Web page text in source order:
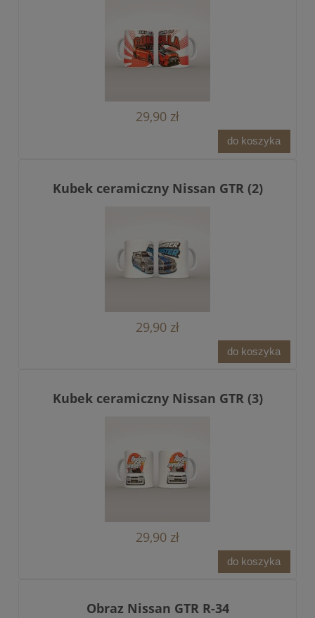
29,90 zł
do koszyka
Kubek ceramiczny Nissan GTR (2)
29,90 zł
do koszyka
Kubek ceramiczny Nissan GTR (3)
29,90 zł
do koszyka
Obraz Nissan GTR R-34